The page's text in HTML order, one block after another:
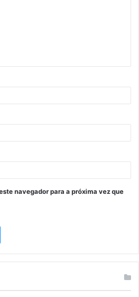
navegador para a próxima vez que